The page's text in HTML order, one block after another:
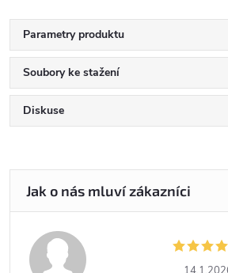
Parametry produktu
Soubory ke stažení
Diskuse